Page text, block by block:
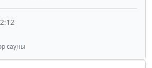
сауны